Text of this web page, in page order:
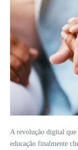
A revolução digital que
educação finalmente